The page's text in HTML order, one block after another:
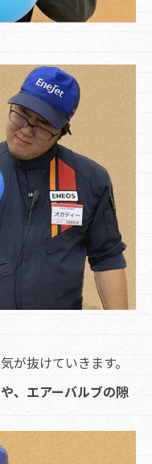
が抜けていきます。
、エアーバルブの隙